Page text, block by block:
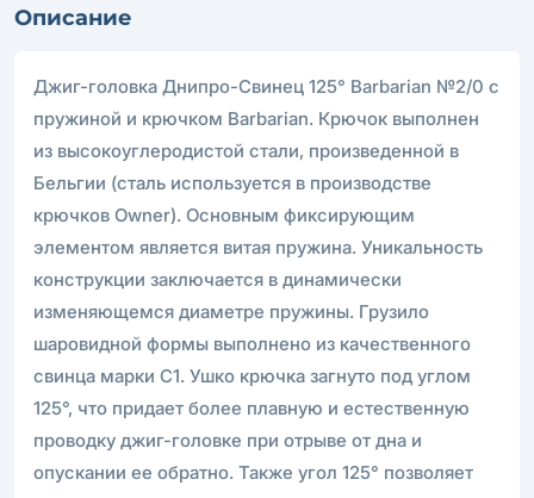
Описание
Джиг-головка Днипро-Свинец 125° Barbarian №2/0 с
пружиной и крючком Barbarian. Крючок выполнен
из высокоуглеродистой стали, произведенной в
Бельгии (сталь используется в производстве
крючков Owner). Основным фиксирующим
элементом является витая пружина. Уникальность
конструкции заключается в динамически
изменяющемся диаметре пружины. Грузило
шаровидной формы выполнено из качественного
свинца марки С1. Ушко крючка загнуто под углом
125°, что придает более плавную и естественную
проводку джиг-головке при отрыве от дна и
опускании ее обратно. Также угол 125° позволяет